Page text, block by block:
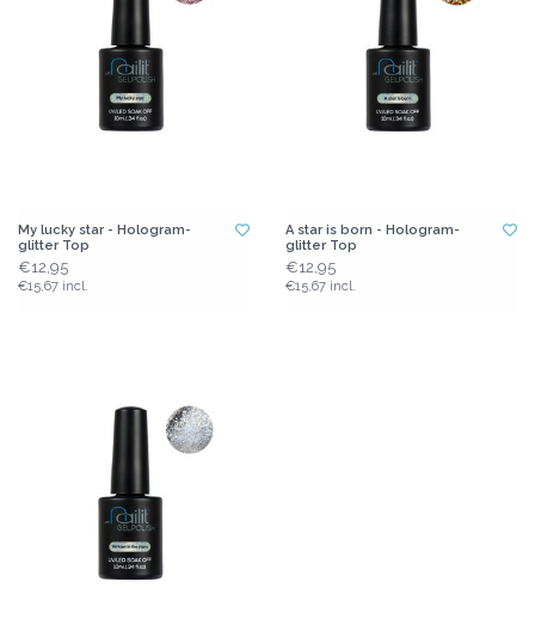
My lucky star - Hologram-
glitter Top
€12,95
€15,67 incl.
A star is born - Hologram-
glitter Top
€12,95
€15,67 incl.